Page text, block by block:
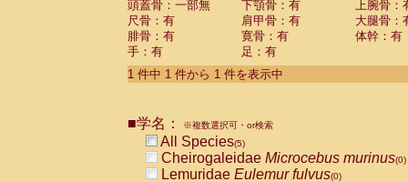
Cebidae Saguinus oedipus
Cebidae Saguinus weddelli
Cebidae Saguinusspp.
Cebidae Aotus trivirgatus
Cebidae Cebus albifrons
CebidaeCebus nigrivittatus
CebidaeCebus
CebidaeSaimiri boliviensis(0)
CebidaeSaimiri sciureus(0)
頭蓋骨：一部無
下顎骨：有
上腕骨：
尺骨：有
肩甲骨：有
大腿骨：
腓骨：有
寛骨：有
体幹：有
手：有
足：有
1 件中 1 件から 1 件を表示中
■学名： ※複数選択可・or検索
All Species(5)
Cheirogaleidae Microcebus murinus(0)
Lemuridae Eulemur fulvus(0)